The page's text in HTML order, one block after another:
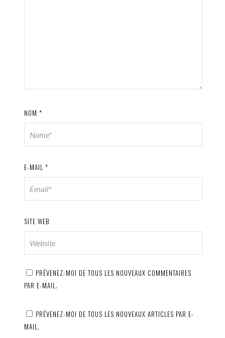
NOM *
E-MAIL *
SITE WEB
PRÉVENEZ-MOI DE TOUS LES NOUVEAUX COMMENTAIRES
PAR E-MAIL.
PRÉVENEZ-MOI DE TOUS LES NOUVEAUX ARTICLES PAR E-
MAIL.